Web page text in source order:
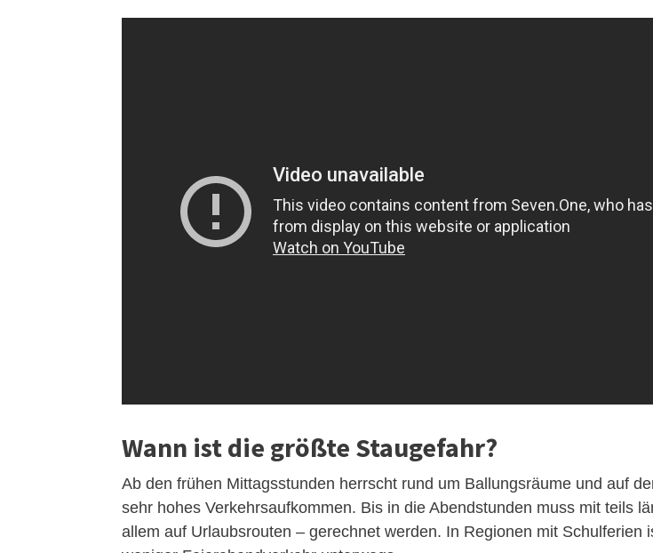
Wann ist die größte Staugefahr?
Ab den frühen Mittagsstunden herrscht rund um Ballungsräume und auf
sehr hohes Verkehrsaufkommen. Bis in die Abendstunden muss mit teils
allem auf Urlaubsrouten – gerechnet werden. In Regionen mit Schulferien